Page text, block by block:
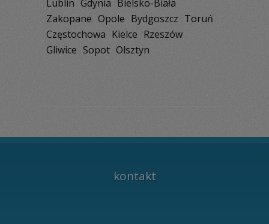
Lublin Gdynia Bielsko-Biała
Zakopane Opole Bydgoszcz Toruń
Częstochowa Kielce Rzeszów
Gliwice Sopot Olsztyn
kontakt